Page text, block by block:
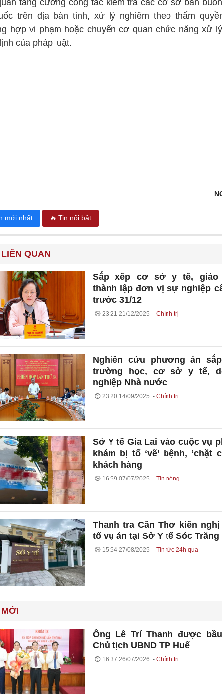
tăng cường công tác kiểm tra các cơ sở bán
trên địa bàn tỉnh, xử lý nghiêm theo thẩm
hợp vi phạm hoặc chuyển cơ quan chức năng xử
của pháp luật.
mới nhất 🔥 Tin nổi bật
QUAN
Sắp xếp cơ sở y tế, giáo
thành lập đơn vị sự nghiệp
trước 31/12
23:21 21/12/2025 Chính trị
Nghiên cứu phương án
trường học, cơ sở y tế,
nghiệp Nhà nước
23:20 14/09/2025 Chính trị
Sở Y tế Gia Lai vào cuộc vụ
khám bị tố ‘vẽ’ bệnh, ‘chặt
khách hàng
16:59 07/07/2025 Tin nóng
Thanh tra Cần Thơ kiến
tố vụ án tại Sở Y tế Sóc Trăng
15:54 27/08/2025 Tin tức 24h qua
Ông Lê Trí Thanh được
Chủ tịch UBND TP Huế
16:37 26/07/2026 Chính trị